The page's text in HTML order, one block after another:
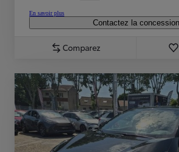
En savoir plus
Contactez la concession
Comparez